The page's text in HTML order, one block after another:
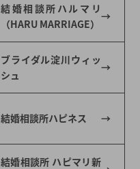
結婚相談所ハルマリ
（HARU MARRIAGE）
ブライダル淀川ウィッ
シュ
結婚相談所ハピネス
結婚相談所 ハピマリ新